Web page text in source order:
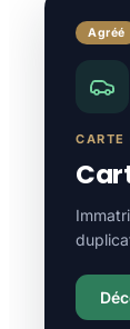
Agréé
CARTE